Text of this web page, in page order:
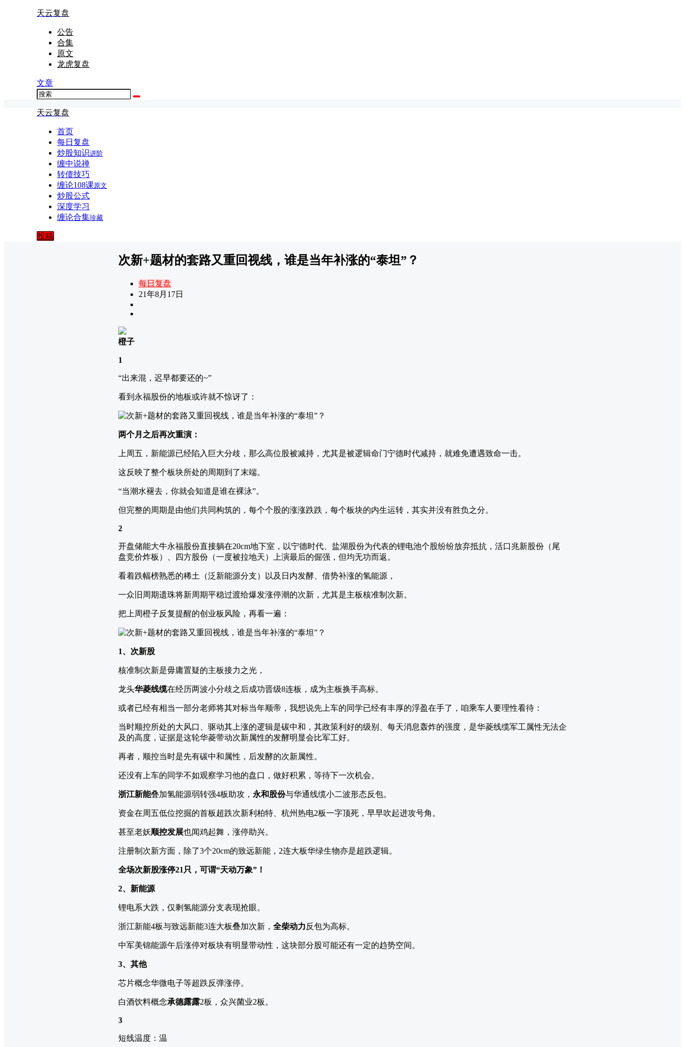
天云复盘
公告
合集
原文
龙虎复盘
文章
天云复盘
首页
每日复盘
炒股知识进阶
缠中说禅
转债技巧
缠论108课原文
炒股公式
深度学习
缠论合集珍藏
投稿
次新+题材的套路又重回视线，谁是当年补涨的“泰坦”？
每日复盘
21年8月17日
橙子
1
“出来混，迟早都要还的~”
看到永福股份的地板或许就不惊讶了：
两个月之后再次重演：
上周五，新能源已经陷入巨大分歧，那么高位股被减持，尤其是被逻辑命门宁德时代减持，就难免遭遇致命一击。
这反映了整个板块所处的周期到了末端。
“当潮水褪去，你就会知道是谁在裸泳”。
但完整的周期是由他们共同构筑的，每个个股的涨涨跌跌，每个板块的内生运转，其实并没有胜负之分。
2
开盘储能大牛永福股份直接躺在20cm地下室，以宁德时代、盐湖股份为代表的锂电池个股纷纷放弃抵抗，活口兆新股份（尾
盘竞价炸板）、四方股份（一度被拉地天）上演最后的倔强，但均无功而返。
看着跌幅榜熟悉的稀土（泛新能源分支）以及日内发酵、借势补涨的氢能源，
一众旧周期遗珠将新周期平稳过渡给爆发涨停潮的次新，尤其是主板核准制次新。
把上周橙子反复提醒的创业板风险，再看一遍：
1、次新股
核准制次新是毋庸置疑的主板接力之光，
龙头华菱线缆在经历两波小分歧之后成功晋级8连板，成为主板换手高标。
或者已经有相当一部分老师将其对标当年顺帝，我想说先上车的同学已经有丰厚的浮盈在手了，咱乘车人要理性看待：
当时顺控所处的大风口、驱动其上涨的逻辑是碳中和，其政策利好的级别、每天消息轰炸的强度，是华菱线缆军工属性无法企
及的高度，证据是这轮华菱带动次新属性的发酵明显会比军工好。
再者，顺控当时是先有碳中和属性，后发酵的次新属性。
还没有上车的同学不如观察学习他的盘口，做好积累，等待下一次机会。
浙江新能叠加氢能源弱转强4板助攻， 永和股份与华通线缆小二波形态反包。
资金在周五低位挖掘的首板超跌次新利柏特、杭州热电2板一字顶死，早早吹起进攻号角。
甚至老妖顺控发展也闻鸡起舞，涨停助兴。
注册制次新方面，除了3个20cm的致远新能，2连大板华绿生物亦是超跌逻辑。
全场次新股涨停21只，可谓“天动万象”！
2、新能源
锂电系大跌，仅剩氢能源分支表现抢眼。
浙江新能4板与致远新能3连大板叠加次新， 全柴动力反包为高标。
中军美锦能源午后涨停对板块有明显带动性，这块部分股可能还有一定的趋势空间。
3、其他
芯片概念华微电子等超跌反弹涨停。
白酒饮料概念承德露露2板，众兴菌业2板。
3
短线温度：温